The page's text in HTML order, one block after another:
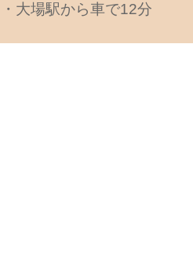
・大場駅から車で12分